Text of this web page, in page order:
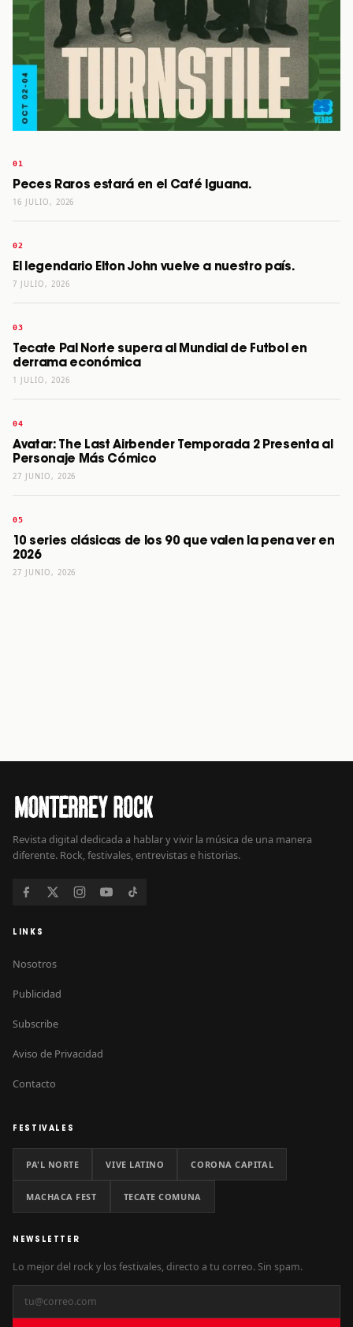
Peces Raros estará en el Café Iguana.
16 JULIO, 2026
El legendario Elton John vuelve a nuestro país.
7 JULIO, 2026
Tecate Pal Norte supera al Mundial de Futbol en
derrama económica
1 JULIO, 2026
Avatar: The Last Airbender Temporada 2 Presenta al
Personaje Más Cómico
27 JUNIO, 2026
10 series clásicas de los 90 que valen la pena ver en
2026
27 JUNIO, 2026
Revista digital dedicada a hablar y vivir la música de una manera
diferente. Rock, festivales, entrevistas e historias.
LINKS
Nosotros
Publicidad
Subscribe
Aviso de Privacidad
Contacto
FESTIVALES
PA'L NORTE VIVE LATINO CORONA CAPITAL
MACHACA FEST TECATE COMUNA
NEWSLETTER
Lo mejor del rock y los festivales, directo a tu correo. Sin spam.